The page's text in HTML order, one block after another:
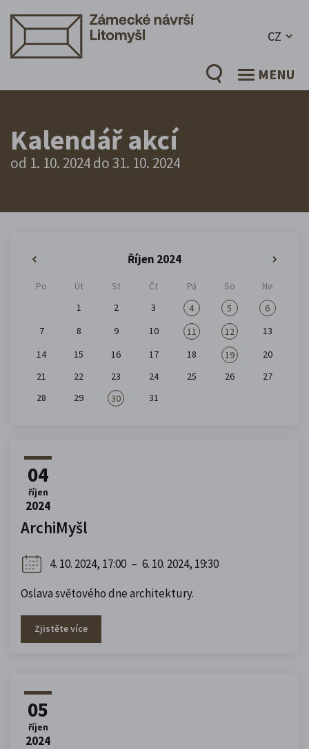
CZ
MENU
Kalendář akcí
od 1. 10. 2024 do 31. 10. 2024
Říjen 2024
Po Út St Čt Pá So
Ne
1
2 3 4 5
6
7
8 9 10 11 12
13
14
15 16 17 18 19
20
21
22 23 24 25 26
27
28
29 30 31
04
říjen
2024
ArchiMyšl
4. 10. 2024, 17:00 – 6. 10. 2024, 19:30
Oslava světového dne architektury.
Zjistěte více
05
říjen
2024